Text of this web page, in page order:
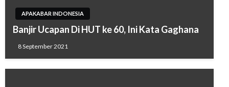
APAKABAR INDONESIA
Banjir Ucapan Di HUT ke 60, Ini Kata Gaghana
8 September 2021